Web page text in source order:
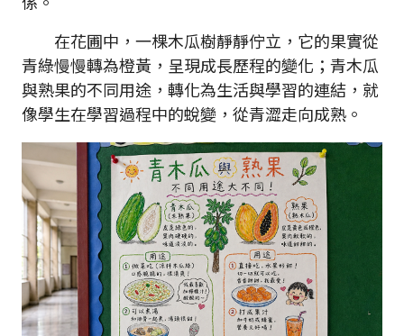
在花圃中，一棵木瓜樹靜靜佇立，它的果實從
青綠慢慢轉為橙黃，呈現成長歷程的變化；青木瓜
與熟果的不同用途，轉化為生活與學習的連結，就
像學生在學習過程中的蛻變，從青澀走向成熟。